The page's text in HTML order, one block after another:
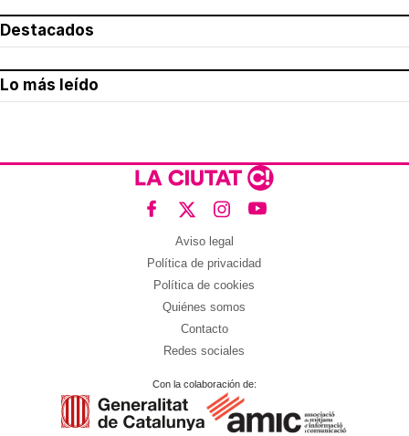
Destacados
Lo más leído
Aviso legal
Política de privacidad
Política de cookies
Quiénes somos
Contacto
Redes sociales
Con la colaboración de: